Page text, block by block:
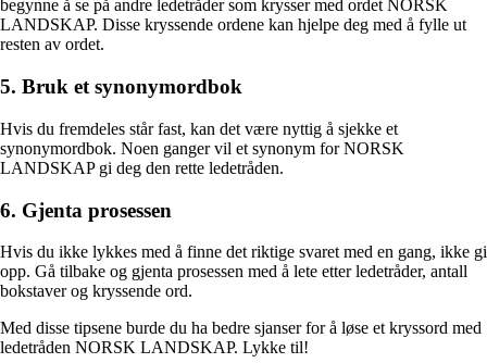
begynne å se på andre ledetråder som krysser med ordet NORSK
LANDSKAP. Disse kryssende ordene kan hjelpe deg med å fylle ut
resten av ordet.
5. Bruk et synonymordbok
Hvis du fremdeles står fast, kan det være nyttig å sjekke et
synonymordbok. Noen ganger vil et synonym for NORSK
LANDSKAP gi deg den rette ledetråden.
6. Gjenta prosessen
Hvis du ikke lykkes med å finne det riktige svaret med en gang, ikke gi
opp. Gå tilbake og gjenta prosessen med å lete etter ledetråder, antall
bokstaver og kryssende ord.
Med disse tipsene burde du ha bedre sjanser for å løse et kryssord med
ledetråden NORSK LANDSKAP. Lykke til!